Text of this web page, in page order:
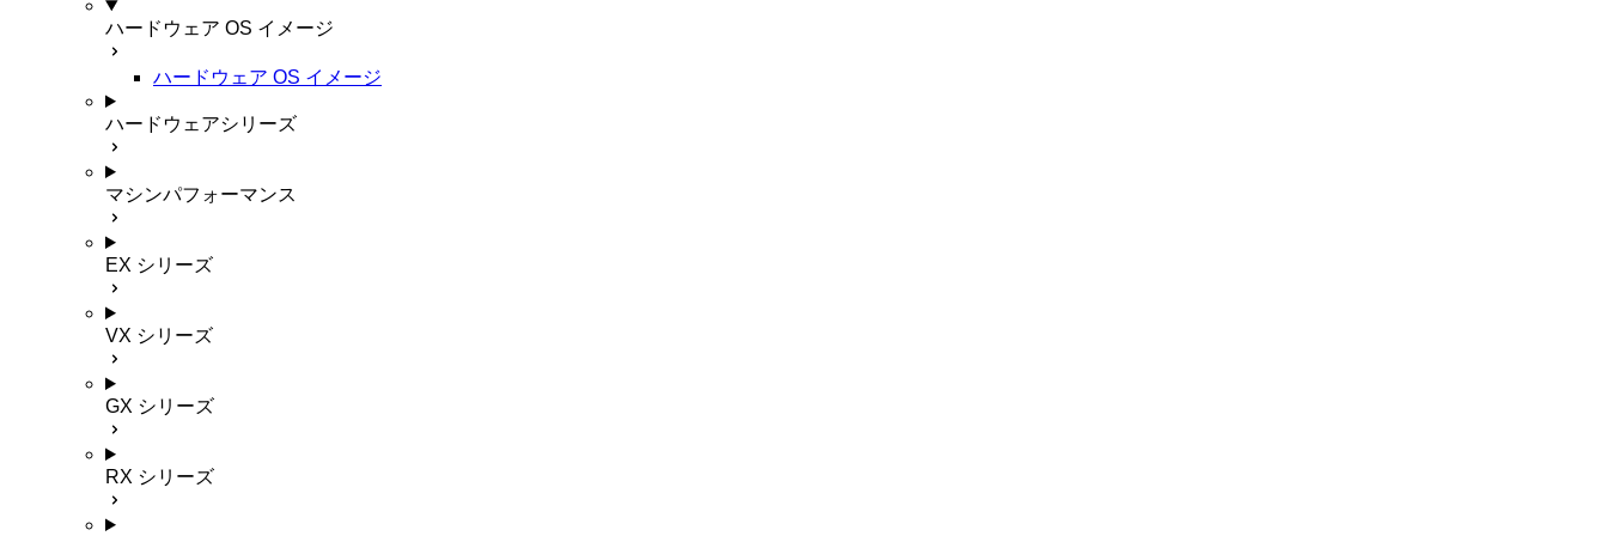
ハードウェア OS イメージ
ハードウェア OS イメージ
ハードウェアシリーズ
マシンパフォーマンス
EX シリーズ
VX シリーズ
GX シリーズ
RX シリーズ